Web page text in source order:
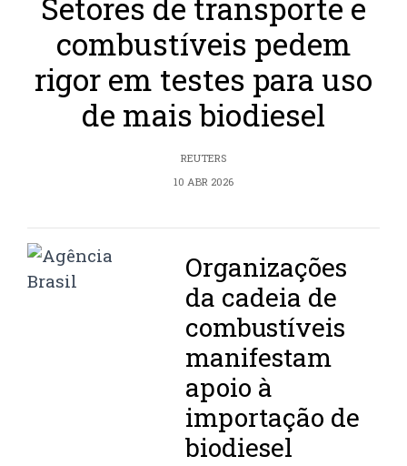
Setores de transporte e
combustíveis pedem
rigor em testes para uso
de mais biodiesel
REUTERS
10 ABR 2026
Organizações
da cadeia de
combustíveis
manifestam
apoio à
importação de
biodiesel